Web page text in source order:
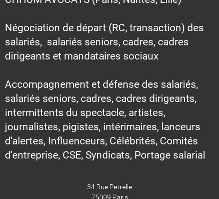
Négociation de départ (RC, transaction) des
salariés, salariés seniors, cadres, cadres
dirigeants et mandataires sociaux
Accompagnement et défense des salariés,
salariés seniors, cadres, cadres dirigeants,
intermittents du spectacle, artistes,
journalistes, pigistes, intérimaires, lanceurs
d'alertes, Influenceurs, Célébrités, Comités
d'entreprise, CSE, Syndicats, Portage salarial
34 Rue Petrelle
75009 Paris